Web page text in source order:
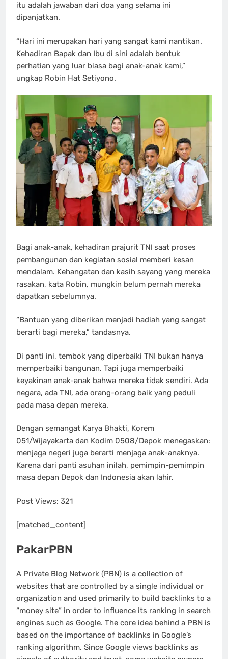
itu adalah jawaban dari doa yang selama ini
dipanjatkan.
“Hari ini merupakan hari yang sangat kami nantikan.
Kehadiran Bapak dan Ibu di sini adalah bentuk
perhatian yang luar biasa bagi anak-anak kami,”
ungkap Robin Hat Setiyono.
Bagi anak-anak, kehadiran prajurit TNI saat proses
pembangunan dan kegiatan sosial memberi kesan
mendalam. Kehangatan dan kasih sayang yang mereka
rasakan, kata Robin, mungkin belum pernah mereka
dapatkan sebelumnya.
“Bantuan yang diberikan menjadi hadiah yang sangat
berarti bagi mereka,” tandasnya.
Di panti ini, tembok yang diperbaiki TNI bukan hanya
memperbaiki bangunan. Tapi juga memperbaiki
keyakinan anak-anak bahwa mereka tidak sendiri. Ada
negara, ada TNI, ada orang-orang baik yang peduli
pada masa depan mereka.
Dengan semangat Karya Bhakti, Korem
051/Wijayakarta dan Kodim 0508/Depok menegaskan:
menjaga negeri juga berarti menjaga anak-anaknya.
Karena dari panti asuhan inilah, pemimpin-pemimpin
masa depan Depok dan Indonesia akan lahir.
Post Views: 321
[matched_content]
PakarPBN
A Private Blog Network (PBN) is a collection of
websites that are controlled by a single individual or
organization and used primarily to build backlinks to a
“money site” in order to influence its ranking in search
engines such as Google. The core idea behind a PBN is
based on the importance of backlinks in Google’s
ranking algorithm. Since Google views backlinks as